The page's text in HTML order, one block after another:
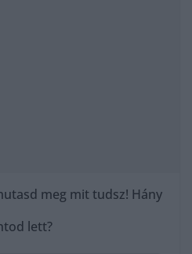
meg mit tudsz! Hány
lett?